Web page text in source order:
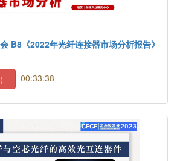
B8《2022年光纤连接器市场分析报告》
00:33:38